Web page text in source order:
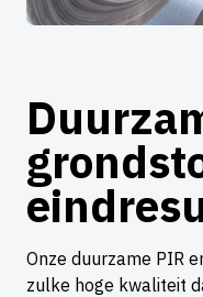
Onze duurzame PIR
zulke hoge kwaliteit